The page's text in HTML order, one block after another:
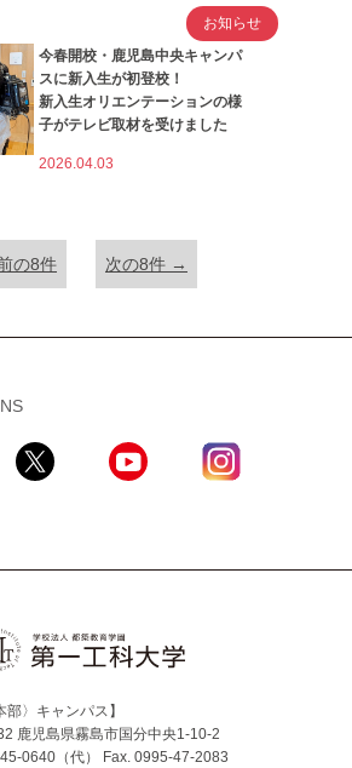
今春開校・鹿児島中央キャンパ
スに新入生が初登校！
新入生オリエンテーションの様
子がテレビ取材を受けました
2026.04.03
お知らせ
の8件 次の8件 →
部〉キャンパス】
鹿児島県霧島市国分中央1-10-2
0640（代）
Fax. 0995-47-2083